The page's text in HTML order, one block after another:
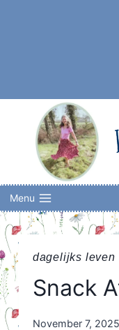
Menu
dagelijks leven
Snack
By
November 7, 2025